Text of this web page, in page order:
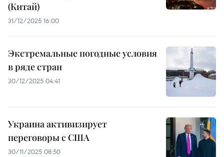
(Китай)
31/12/2025 16:00
Экстремальные погодные условия
в ряде стран
30/12/2025 04:41
Украина активизирует
переговоры с США
30/11/2025 08:50